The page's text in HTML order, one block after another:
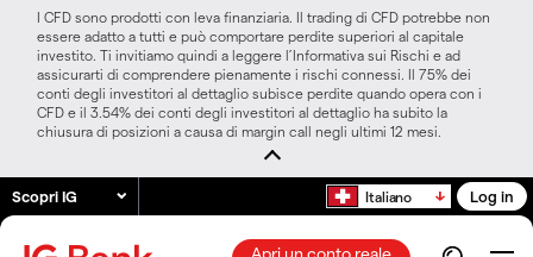
I CFD sono prodotti con leva finanziaria. Il trading di CFD potrebbe non
essere adatto a tutti e può comportare perdite superiori al capitale
investito. Ti invitiamo quindi a leggere l’Informativa sui Rischi e ad
assicurarti di comprendere pienamente i rischi connessi. Il 75% dei
conti degli investitori al dettaglio subisce perdite quando opera con i
CFD e il 3.54% dei conti degli investitori al dettaglio ha subito la
chiusura di posizioni a causa di margin call negli ultimi 12 mesi.
Scopri IG Italiano Log in
Apri un conto reale